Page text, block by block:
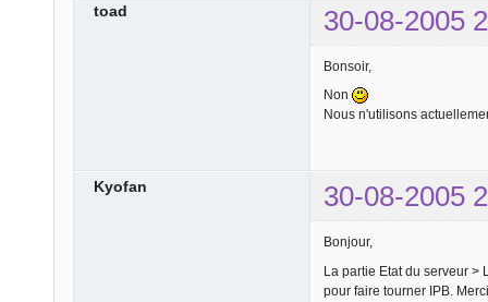
toad 30-08-2005
Bonsoir,
Non
Nous n'utilisons
Kyofan 30-08-2005
Bonjour,
La partie Etat du serveur >
pour faire tourner IPB.